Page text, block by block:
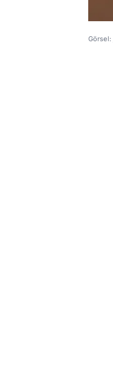
Görsel: